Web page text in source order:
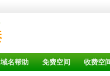
域名帮助 免费空间 收费空